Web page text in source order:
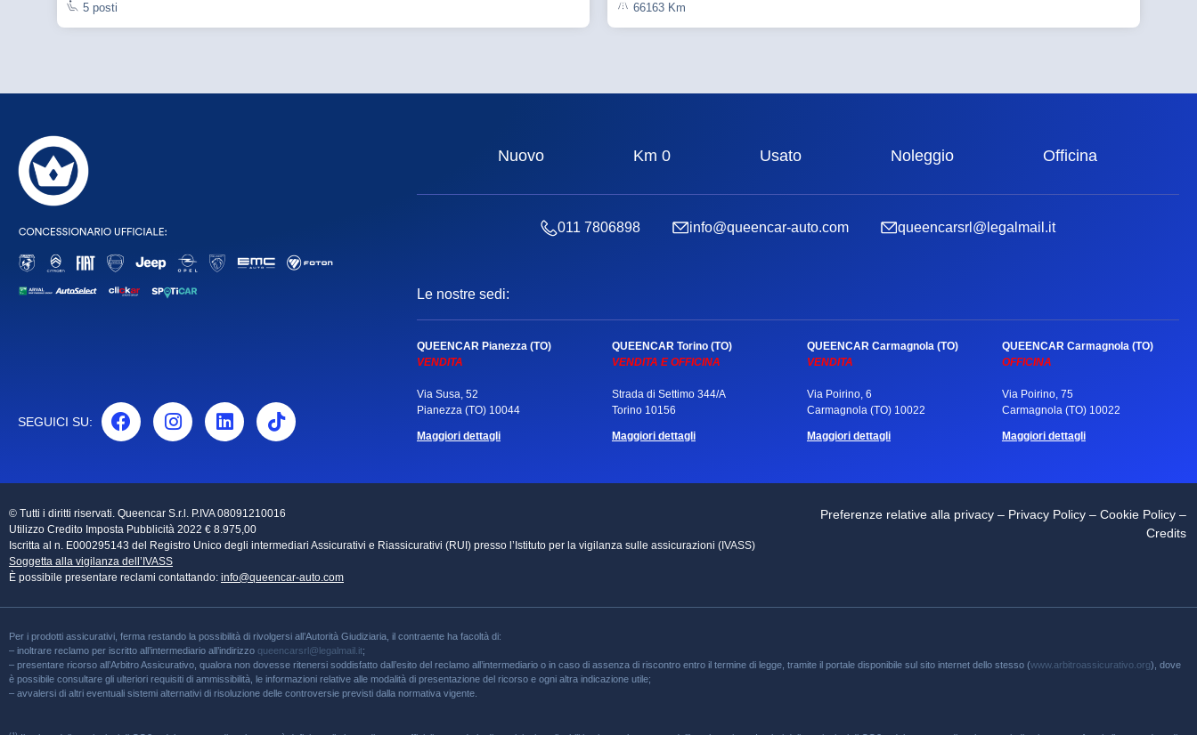
5 posti
66163 Km
SEGUICI SU:
Nuovo Km 0 Usato Noleggio Officina
011 7806898 info@queencar-auto.com queencarsrl@legalmail.it
Le nostre sedi:
QUEENCAR Pianezza (TO)
VENDITA
Via Susa, 52
Pianezza (TO) 10044
Maggiori dettagli
QUEENCAR Torino (TO)
VENDITA E OFFICINA
Strada di Settimo 344/A
Torino 10156
Maggiori dettagli
QUEENCAR Carmagnola (TO)
VENDITA
Via Poirino, 6
Carmagnola (TO) 10022
Maggiori dettagli
QUEENCAR Carmagnola (TO)
OFFICINA
Via Poirino, 75
Carmagnola (TO) 10022
Maggiori dettagli
© Tutti i diritti riservati. Queencar S.r.l. P.IVA 08091210016
Utilizzo Credito Imposta Pubblicità 2022 € 8.975,00
Iscritta al n. E000295143 del Registro Unico degli intermediari Assicurativi e Riassicurativi (RUI) presso l’Istituto per la vigilanza sulle assicurazioni (IVASS)
Soggetta alla vigilanza dell’IVASS
È possibile presentare reclami contattando: info@queencar-auto.com
Preferenze relative alla privacy – Privacy Policy –Cookie Policy –
Credits
Per i prodotti assicurativi, ferma restando la possibilità di rivolgersi all’Autorità Giudiziaria, il contraente ha facoltà di:
– inoltrare reclamo per iscritto all’intermediario all’indirizzo queencarsrl@legalmail.it;
– presentare ricorso all’Arbitro Assicurativo, qualora non dovesse ritenersi soddisfatto dall’esito del reclamo all’intermediario o in caso di assenza di riscontro entro il termine di legge, tramite il portale disponibile sul sito internet dello stesso (www.arbitroassicurativo.org), dove
è possibile consultare gli ulteriori requisiti di ammissibilità, le informazioni relative alle modalità di presentazione del ricorso e ogni altra indicazione utile;
– avvalersi di altri eventuali sistemi alternativi di risoluzione delle controversie previsti dalla normativa vigente.